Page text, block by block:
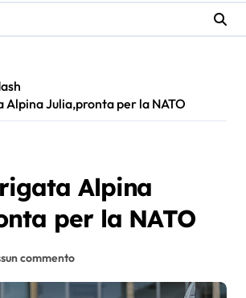
Julia,pronta per la NATO
Alpina
per la NATO
commento